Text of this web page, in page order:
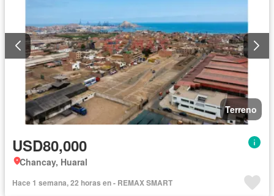
Terreno
USD80,000
Chancay, Huaral
Hace 1 semana, 22 horas en - REMAX SMART